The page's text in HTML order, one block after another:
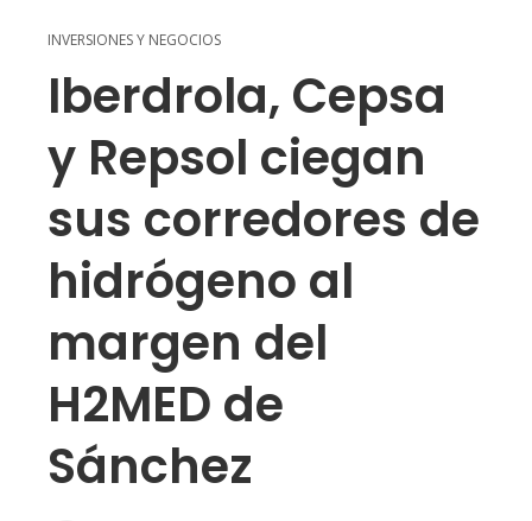
INVERSIONES Y NEGOCIOS
Iberdrola, Cepsa
y Repsol ciegan
sus corredores de
hidrógeno al
margen del
H2MED de
Sánchez